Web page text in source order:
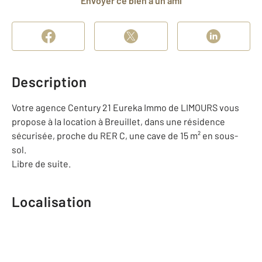
Description
Votre agence Century 21 Eureka Immo de LIMOURS vous
propose à la location à Breuillet, dans une résidence
sécurisée, proche du RER C, une cave de 15 m² en sous-
sol.
Libre de suite.
Localisation